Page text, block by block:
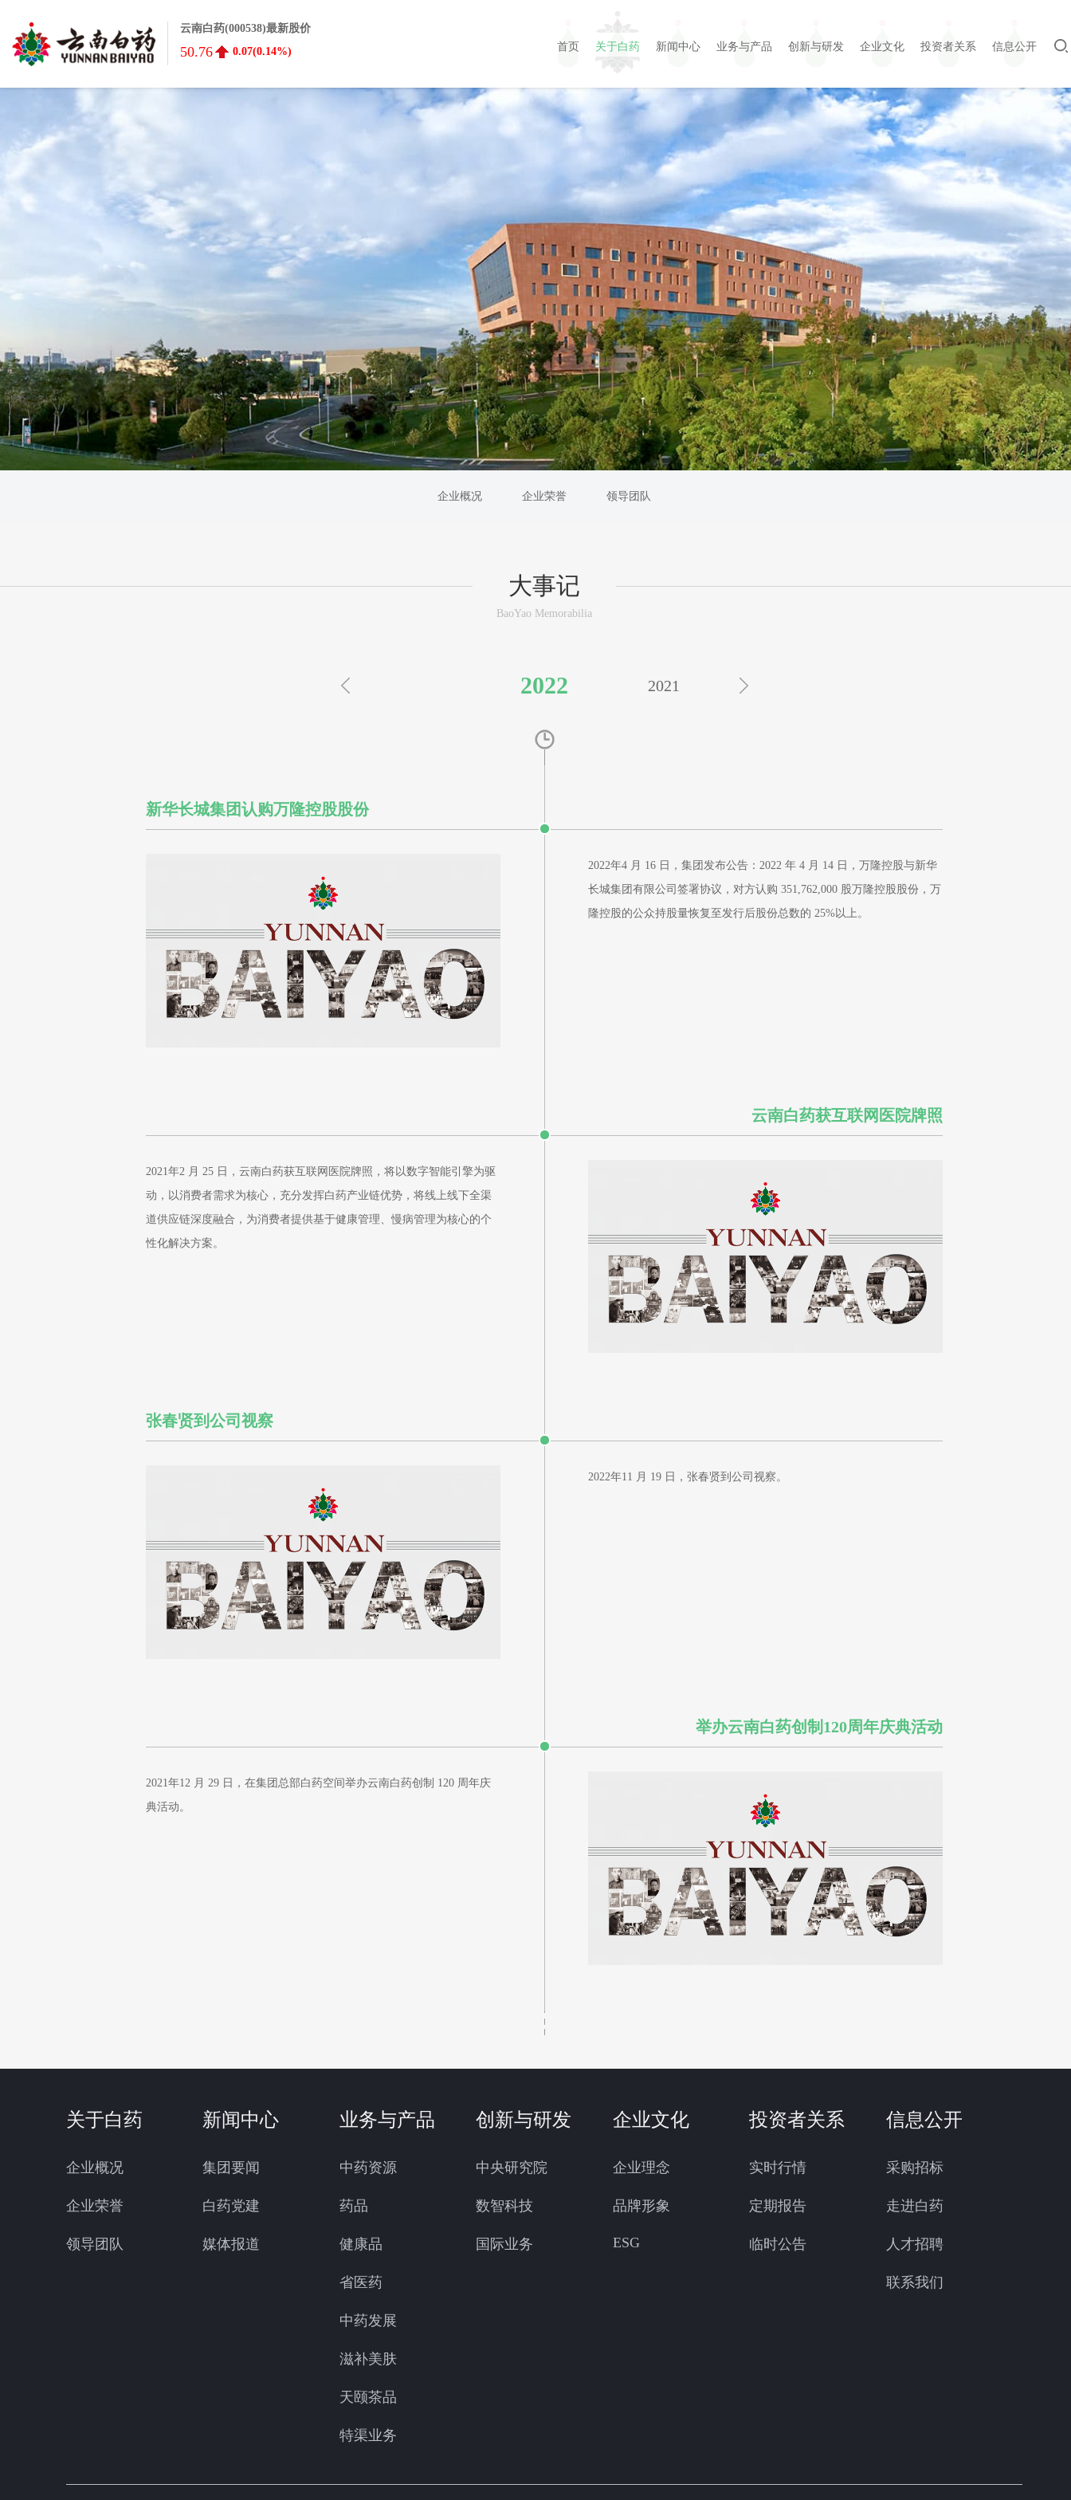
云南白药(000538)最新股价
50.76 0.07(0.14%) 首页 关于白药 新闻中心 业务与产品 创新与研发 企业文化 投资者关系 信息公开
企业概况 企业荣誉 领导团队
大事记
BaoYao Memorabilia
2022 2021
新华长城集团认购万隆控股股份
2022年4 月 16 日，集团发布公告：2022 年 4 月 14 日，万隆控股与新华
长城集团有限公司签署协议，对方认购 351,762,000 股万隆控股股份，万
隆控股的公众持股量恢复至发行后股份总数的 25%以上。
云南白药获互联网医院牌照
2021年2 月 25 日，云南白药获互联网医院牌照，将以数字智能引擎为驱
动，以消费者需求为核心，充分发挥白药产业链优势，将线上线下全渠
道供应链深度融合，为消费者提供基于健康管理、慢病管理为核心的个
性化解决方案。
张春贤到公司视察
2022年11 月 19 日，张春贤到公司视察。
举办云南白药创制120周年庆典活动
2021年12 月 29 日，在集团总部白药空间举办云南白药创制 120 周年庆
典活动。
关于白药
企业概况
企业荣誉
领导团队
新闻中心
集团要闻
白药党建
媒体报道
业务与产品
中药资源
药品
健康品
省医药
中药发展
滋补美肤
天颐茶品
特渠业务
创新与研发
中央研究院
数智科技
国际业务
企业文化
企业理念
品牌形象
ESG
投资者关系
实时行情
定期报告
临时公告
信息公开
采购招标
走进白药
人才招聘
联系我们